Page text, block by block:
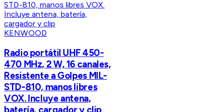
KENWOOD
Radio portátil UHF 450-
470 MHz, 2 W, 16 canales,
Resistente a Golpes MIL-
STD-810, manos libres
VOX. Incluye antena,
batería, cargador y clip